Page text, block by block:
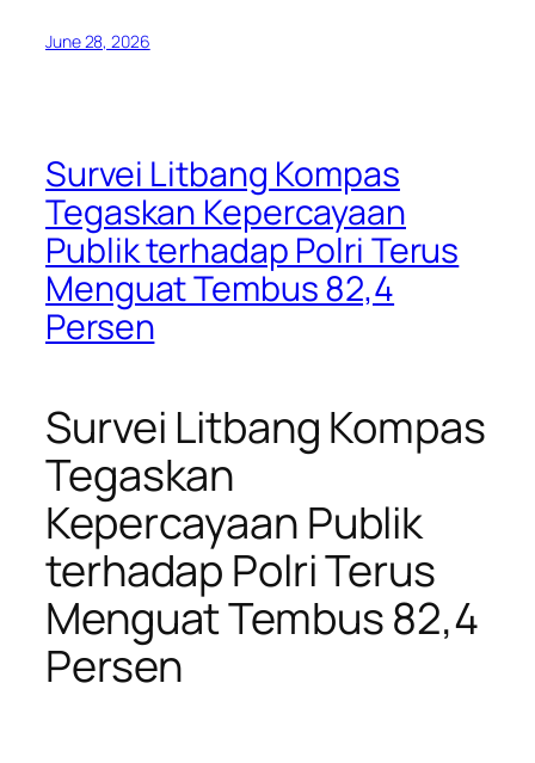
June 28, 2026
Survei Litbang Kompas
Tegaskan Kepercayaan
Publik terhadap Polri Terus
Menguat Tembus 82,4
Persen
Survei Litbang Kompas
Tegaskan
Kepercayaan Publik
terhadap Polri Terus
Menguat Tembus 82,4
Persen